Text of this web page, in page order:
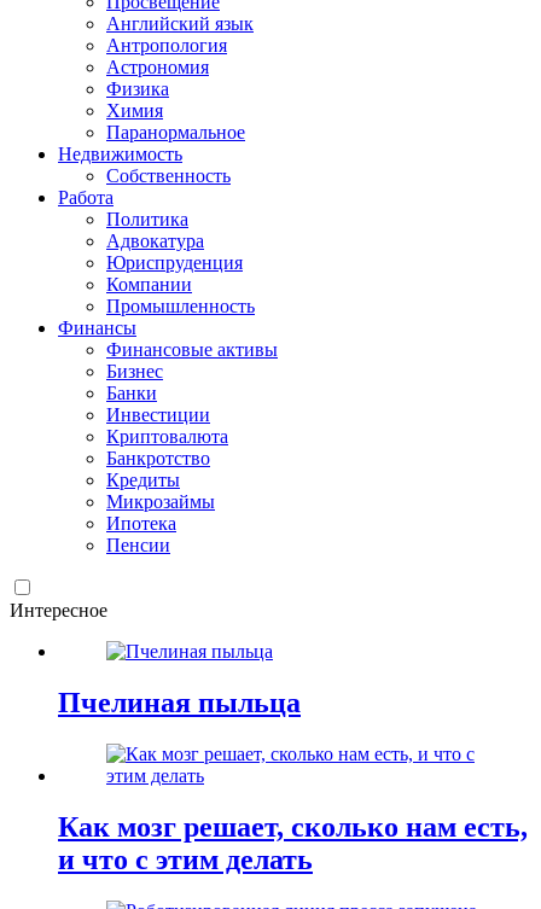
Английский язык
Антропология
Астрономия
Физика
Химия
Паранормальное
Недвижимость
Собственность
Работа
Политика
Адвокатура
Юриспруденция
Компании
Промышленность
Финансы
Финансовые активы
Бизнес
Банки
Инвестиции
Криптовалюта
Банкротство
Кредиты
Микрозаймы
Ипотека
Пенсии
Интересное
Пчелиная пыльца
Как мозг решает, сколько нам есть,
и что с этим делать